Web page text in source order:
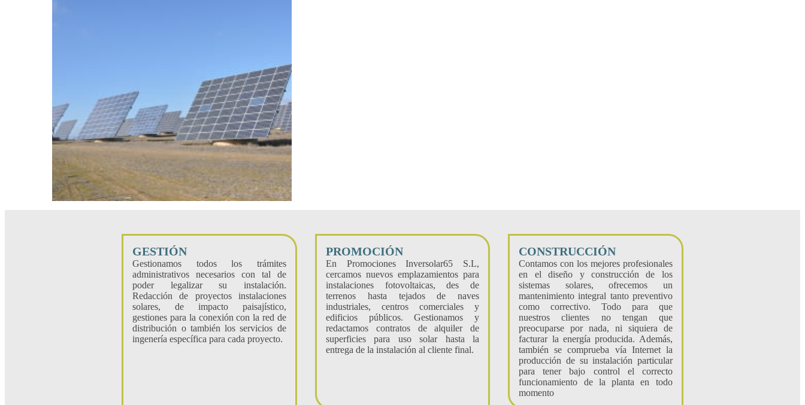
GESTIÓN
Gestionamos todos los trámites
administrativos necesarios con tal de
poder legalizar su instalación.
Redacción de proyectos instalaciones
solares, de impacto paisajístico,
gestiones para la conexión con la red de
distribución o también los servicios de
ingenería específica para cada proyecto.
PROMOCIÓN
En Promociones Inversolar65 S.L,
cercamos nuevos emplazamientos para
instalaciones fotovoltaicas, des de
terrenos hasta tejados de naves
industriales, centros comerciales y
edificios públicos. Gestionamos y
redactamos contratos de alquiler de
superficies para uso solar hasta la
entrega de la instalación al cliente final.
CONSTRUCCIÓN
Contamos con los mejores profesionales
en el diseño y construcción de los
sistemas solares, ofrecemos un
mantenimiento integral tanto preventivo
como correctivo. Todo para que
nuestros clientes no tengan que
preocuparse por nada, ni siquiera de
facturar la energía producida. Además,
también se comprueba vía Internet la
producción de su instalación particular
para tener bajo control el correcto
funcionamiento de la planta en todo
momento